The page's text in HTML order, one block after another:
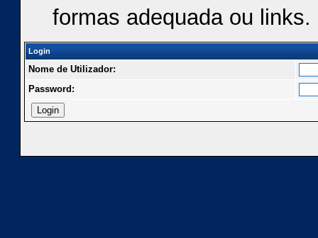
formas adequada ou links.
Login
Nome de Utilizador:
Password: